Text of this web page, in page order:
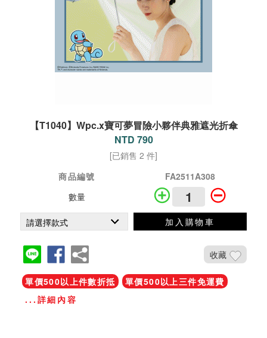
【T1040】Wpc.x寶可夢冒險小夥伴典雅遮光折傘
NTD 790
[已銷售 2 件]
商品編號
FA2511A308
數量
加入購物車
收藏
單價500以上件數折抵
單價500以上三件免運費
...詳細內容